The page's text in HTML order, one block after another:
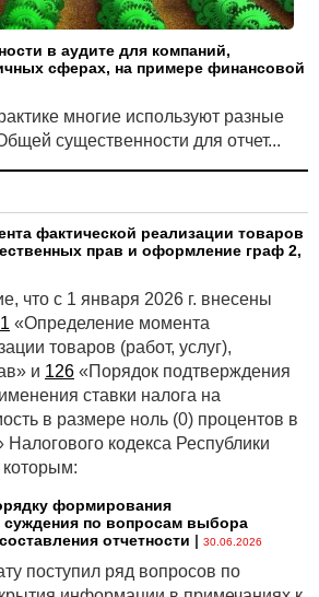
в аудите для компаний,
сферах, на примере финансовой
многие используют разные
существенности для отчет...
фактической реализации товаров
прав и оформление граф 2,
что с 1 января 2026 г. внесены
«Определение момента
товаров (работ, услуг),
и 126 «Порядок подтверждения
ставки налога на
в размере ноль (0) процентов в
Налогового кодекса Республики
которым:
формирования
суждения по вопросам выбора
отчетности | 30.06.2026
поступил ряд вопросов по